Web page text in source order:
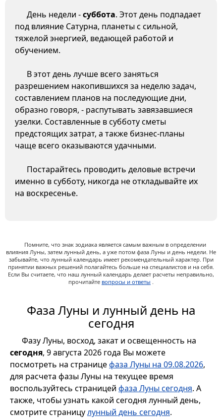
День недели -суббота. Этот день подпадает
под влияние Сатурна, планеты с сильной,
тяжелой энергией, ведающей работой и
обучением.
В этот день лучше всего заняться
разрешением накопившихся за неделю задач,
составлением планов на последующие дни,
образно говоря, - распутывать завязавшиеся
узелки. Составленные в субботу сметы
предстоящих затрат, а также бизнес-планы
чаще всего оказываются удачными.
Постарайтесь проводить деловые встречи
именно в субботу, никогда не откладывайте их
на воскресенье.
Помните, что знак зодиака является самым важным в определении
влияния Луны, затем лунный день, а уже потом фаза Луны и день недели. Не
забывайте, что лунный календарь имеет рекомендательный характер. При
принятии важных решений полагайтесь больше на специалистов и на себя.
Если Вы считаете, что наш лунный календарь делает расчеты неправильно,
прочитайте вопросы и ответы .
Фаза Луны и лунный день на
сегодня
Фазу Луны, восход, закат и освещенность на
сегодня, 9 августа 2026 года Вы можете
посмотреть на страницефаза Луны на 09.08.2026,
для расчета фазы Луны на текущее время
воспользуйтесь страницей фаза Луны сегодня. А
также, чтобы узнать какой сегодня лунный день,
смотрите страницулунный день сегодня.